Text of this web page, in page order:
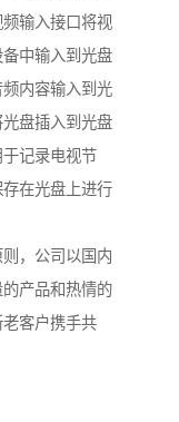
输入接口将视
中输入到光盘
内容输入到光
盘插入到光盘
记录电视节
在光盘上进行
，公司以国内
产品和热情的
客户携手共